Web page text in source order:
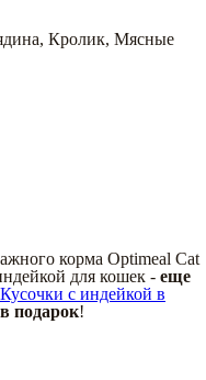
, Кролик, Мясные
корма Optimeal Cat
для кошек - еще
с индейкой в
в подарок!